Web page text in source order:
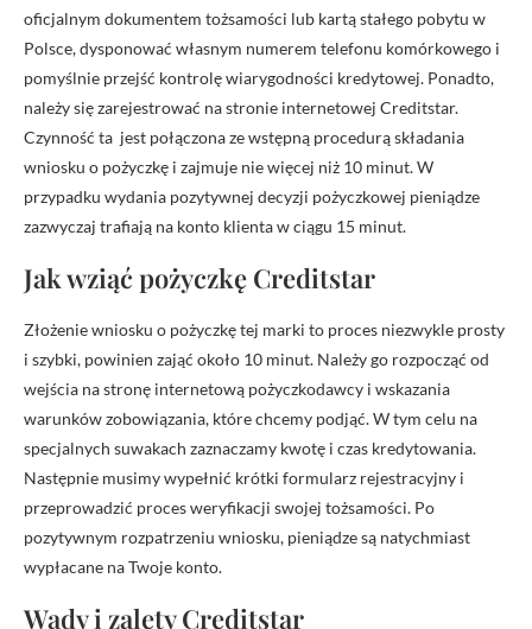
oficjalnym dokumentem tożsamości lub kartą stałego pobytu w
Polsce, dysponować własnym numerem telefonu komórkowego i
pomyślnie przejść kontrolę wiarygodności kredytowej. Ponadto,
należy się zarejestrować na stronie internetowej Creditstar.
Czynność ta jest połączona ze wstępną procedurą składania
wniosku o pożyczkę i zajmuje nie więcej niż 10 minut. W
przypadku wydania pozytywnej decyzji pożyczkowej pieniądze
zazwyczaj trafiają na konto klienta w ciągu 15 minut.
Jak wziąć pożyczkę Creditstar
Złożenie wniosku o pożyczkę tej marki to proces niezwykle prosty
i szybki, powinien zająć około 10 minut. Należy go rozpocząć od
wejścia na stronę internetową pożyczkodawcy i wskazania
warunków zobowiązania, które chcemy podjąć. W tym celu na
specjalnych suwakach zaznaczamy kwotę i czas kredytowania.
Następnie musimy wypełnić krótki formularz rejestracyjny i
przeprowadzić proces weryfikacji swojej tożsamości. Po
pozytywnym rozpatrzeniu wniosku, pieniądze są natychmiast
wypłacane na Twoje konto.
Wady i zalety Creditstar